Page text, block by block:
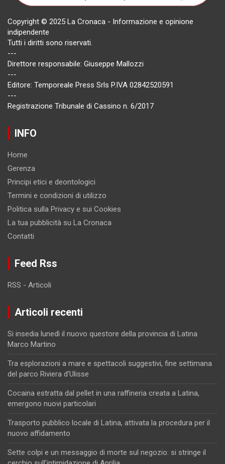
Copyright © 2025 La Cronaca - Informazione e opinione
indipendente
Tutti i diritti sono riservati.
---
Direttore responsabile: Giuseppe Mallozzi
---
Editore: Temporeale Press Srls P.IVA 02842520591
---
Registrazione Tribunale di Cassino n. 6/2017
INFO
Home
Gerenza
Principi etici e deontologici
Termini e condizioni di utilizzo
Politica sulla Privacy e sui Cookies
La tua pubblicità su La Cronaca
Contatti
Feed Rss
RSS - Articoli
Articoli recenti
Si insedia lunedì il nuovo questore della provincia di Latina
Marco Martino
Tra esplorazioni a mare e spettacoli suggestivi, fine settimana
del parco Riviera d’Ulisse
Cocaina estratta dal pellet in una raffineria creata a Latina,
emergono nuovi particolari
Trasporto pubblico locale di Latina, attivata la procedura per il
nuovo affidamento
Sette colpi e un messaggio di morte sul negozio: si stringe il